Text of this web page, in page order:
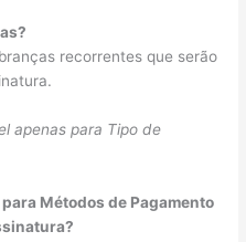
recorrentes que serão
apenas para Tipo de
Métodos de Pagamento